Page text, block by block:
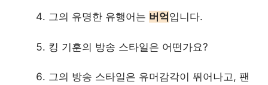
그의 유명한 유행어는 버억 입니다.
킹 기훈의 방송 스타일은 어떤가요?
그의 방송 스타일은 유머감각이 뛰어나고, 팬